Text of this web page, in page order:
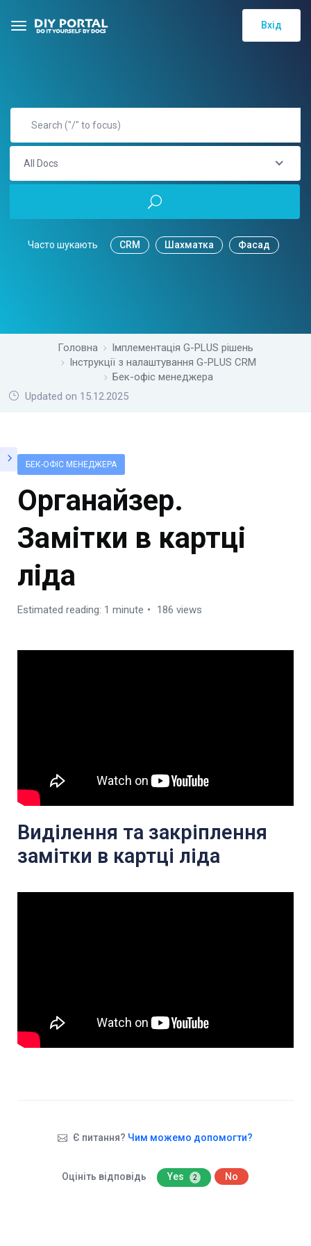
Вхід
All Docs
Часто шукають CRM Шахматка Фасад
Головна
Імплементація G-PLUS рішень
Інструкції з налаштування G-PLUS CRM
Бек-офіс менеджера
Updated on 15.12.2025
БЕК-ОФІС МЕНЕДЖЕРА
Органайзер.
Замітки в картці
ліда
Estimated reading: 1 minute 186 views
Виділення та закріплення
замітки в картці ліда
Є питання? Чим можемо допомогти?
Оцініть відповідь Yes 2 No